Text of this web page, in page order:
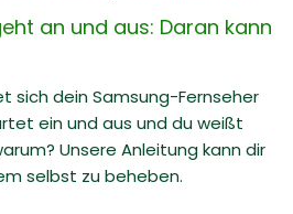
an und aus: Daran kann
sich dein Samsung-Fernseher
ein und aus und du weißt
Unsere Anleitung kann dir
selbst zu beheben.